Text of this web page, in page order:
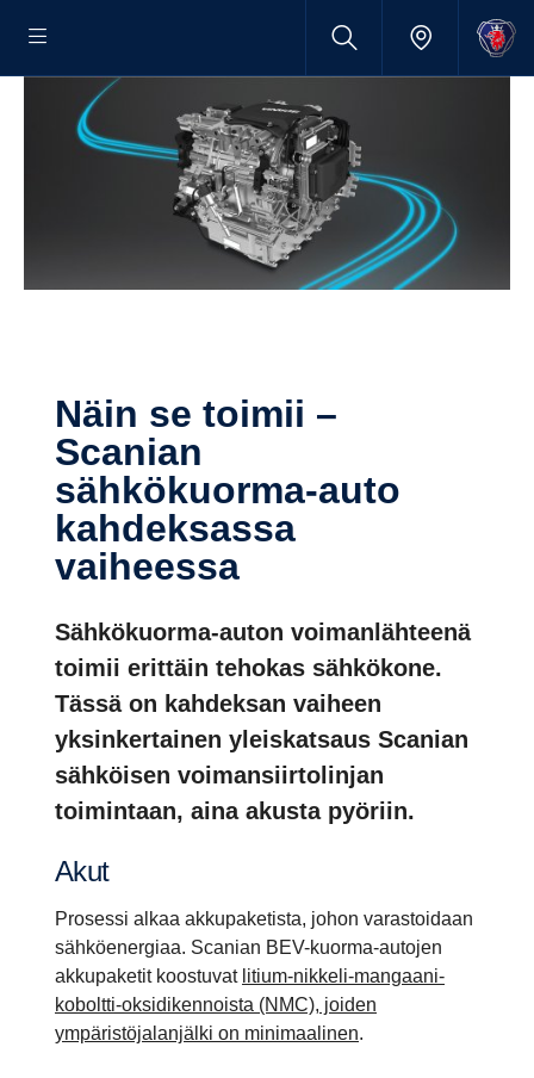
Näin se toimii –
Scanian
sähkökuorma-​auto
kahdek­sassa
vaiheessa
Sähkökuorma-auton voimanlähteenä
toimii erittäin tehokas sähkökone.
Tässä on kahdeksan vaiheen
yksinkertainen yleiskatsaus Scanian
sähköisen voimansiirtolinjan
toimintaan, aina akusta pyöriin.
Akut
Prosessi alkaa akkupaketista, johon varastoidaan
sähköenergiaa. Scanian BEV-kuorma-autojen
akkupaketit koostuvat litium-nikkeli-mangaani-
koboltti-oksidikennoista (NMC), joiden
ympäristöjalanjälki on minimaalinen.